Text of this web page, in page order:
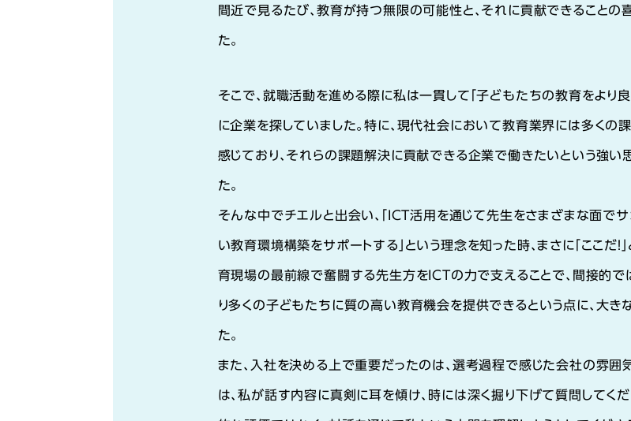
間近で見るたび、教育が持つ無限の可能性と、それに貢献できることの
た。
そこで、就職活動を進める際に私は一貫して「子どもたちの教育をより良
に企業を探していました。特に、現代社会において教育業界には多くの
感じており、それらの課題解決に貢献できる企業で働きたいという強い
た。
そんな中でチエルと出会い、「ICT活用を通じて先生をさまざまな面でサ
い教育環境構築をサポートする」という理念を知った時、まさに「ここだ！
育現場の最前線で奮闘する先生方をICTの力で支えることで、間接的で
り多くの子どもたちに質の高い教育機会を提供できるという点に、大き
た。
また、入社を決める上で重要だったのは、選考過程で感じた会社の雰囲
は、私が話す内容に真剣に耳を傾け、時には深く掘り下げて質問してく